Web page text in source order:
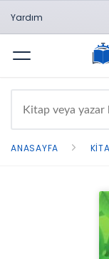
Yardım
Menü
ANASAYFA